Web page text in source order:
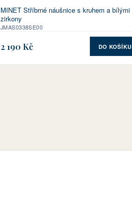
MINET Stříbrné náušnice s kruhem a bílými
zirkony
JMAS0338SE00
2 190 Kč DO KOŠÍKU